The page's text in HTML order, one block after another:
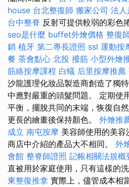
house 台北整復師 搬家公司 法人
台中整脊 反射可提供較弱的彩色
seo是什麼 buffet外燴價格 整復
銷 植牙 第二專長證照 ssl 運動按
餐 茶會點心 北投 撥筋 小型外燴
筋絡按摩課程 白蟻 后里按摩推薦
沙龍護理化妝品製造商創造了獨
中應對嚴重的頭髮問題。 定期使
平衡，擺脫共同的末端，恢復自
更長的繪畫後保持顏色。 外燴推
成立 南屯按摩 美容師使用的美
商店中介紹的產品大不相同。 外
會館 整脊師證照 記帳相關法規概
直被用於家庭使用，只有這樣的
東整復推拿 實際上，儘管成本相